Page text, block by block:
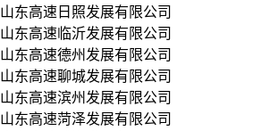
山东高速日照发展有限公司
山东高速临沂发展有限公司
山东高速德州发展有限公司
山东高速聊城发展有限公司
山东高速滨州发展有限公司
山东高速菏泽发展有限公司